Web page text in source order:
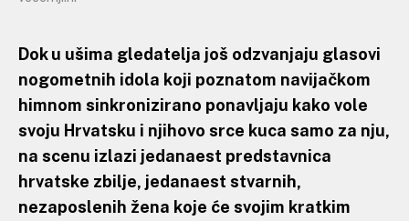
Dok u ušima gledatelja još odzvanjaju glasovi
nogometnih idola koji poznatom navijačkom
himnom sinkronizirano ponavljaju kako vole
svoju Hrvatsku i njihovo srce kuca samo za nju,
na scenu izlazi jedanaest predstavnica
hrvatske zbilje, jedanaest stvarnih,
nezaposlenih žena koje će svojim kratkim